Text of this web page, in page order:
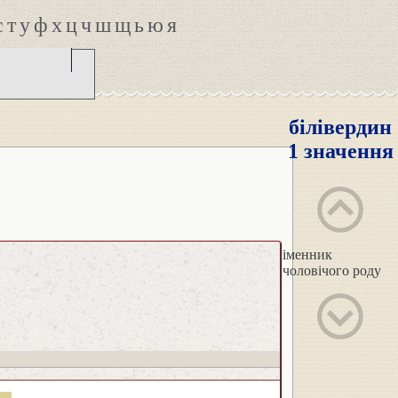
туфхцчшщьюя
білівердин
1 значення
іменник
чоловічого роду